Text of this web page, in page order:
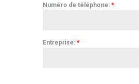
Numéro de téléphone: *
Entreprise: *